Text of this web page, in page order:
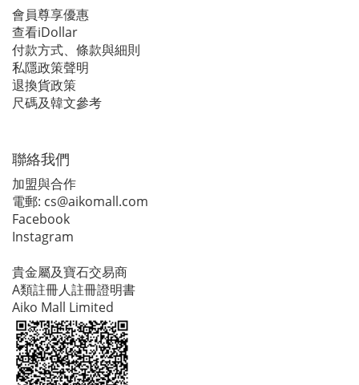
會員尊享優惠
查看iDollar
付款方式、條款與細則
私隱政策聲明
退換貨政策
尺碼及韓文參考
聯絡我們
加盟與合作
電郵: cs@aikomall.com
Facebook
Instagram
貴金屬及寶石交易商
A類註冊人註冊證明書
Aiko Mall Limited